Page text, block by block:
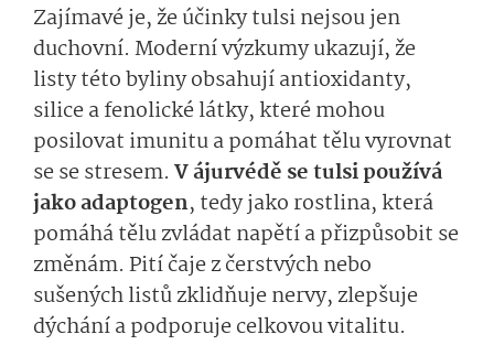
Zajímavé je, že účinky tulsi nejsou jen
duchovní. Moderní výzkumy ukazují, že
listy této byliny obsahují antioxidanty,
silice a fenolické látky, které mohou
posilovat imunitu a pomáhat tělu vyrovnat
se se stresem. V ájurvédě se tulsi používá
jako adaptogen, tedy jako rostlina, která
pomáhá tělu zvládat napětí a přizpůsobit se
změnám. Pití čaje z čerstvých nebo
sušených listů zklidňuje nervy, zlepšuje
dýchání a podporuje celkovou vitalitu.